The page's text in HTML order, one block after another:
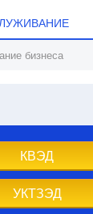
бизнеса
КВЭД
УКТЗЭД